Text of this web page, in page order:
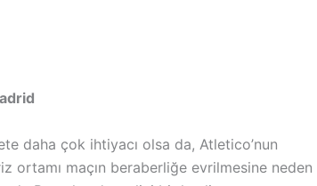
daha çok ihtiyacı olsa da, Atletico’nun
ortamı maçın beraberliğe evrilmesine neden